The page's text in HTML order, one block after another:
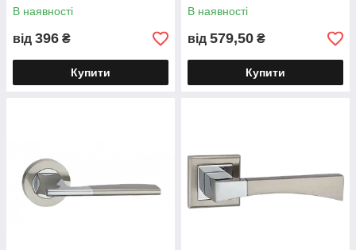
В наявності
від 396 ₴
Купити
В наявності
від 579,50 ₴
Купити